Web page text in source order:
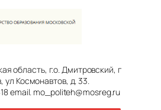
область, г.о. Дмитровский, г
ул Космонавтов, д. 33.
email. mo_politeh@mosreg.ru